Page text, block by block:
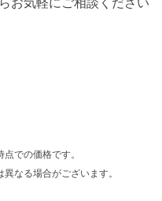
お気軽にご相談ください
での価格です。
なる場合がございます。